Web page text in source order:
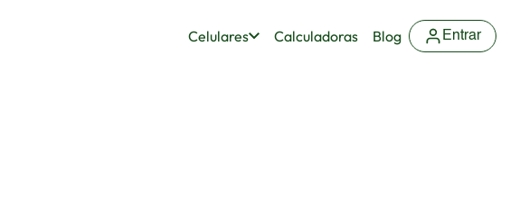
Celulares Calculadoras Blog Entrar